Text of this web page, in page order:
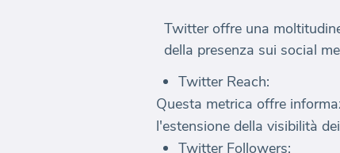
Twitter offre una
della presenza sui social
Twitter Reach:
Questa metrica offre
l'estensione della visibilità
Twitter Followers: